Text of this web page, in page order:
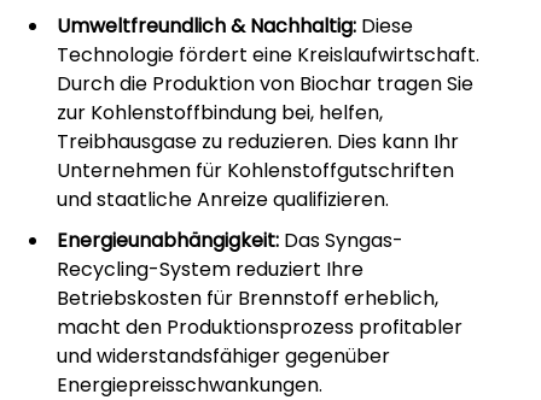
Umweltfreundlich & Nachhaltig: Diese
Technologie fördert eine Kreislaufwirtschaft.
Durch die Produktion von Biochar tragen Sie
zur Kohlenstoffbindung bei, helfen,
Treibhausgase zu reduzieren. Dies kann Ihr
Unternehmen für Kohlenstoffgutschriften
und staatliche Anreize qualifizieren.
Energieunabhängigkeit: Das Syngas-
Recycling-System reduziert Ihre
Betriebskosten für Brennstoff erheblich,
macht den Produktionsprozess profitabler
und widerstandsfähiger gegenüber
Energiepreisschwankungen.